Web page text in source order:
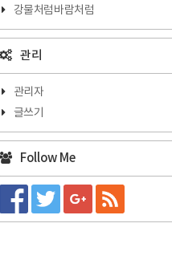
강물처럼바람처럼
관리
관리자
글쓰기
Follow Me